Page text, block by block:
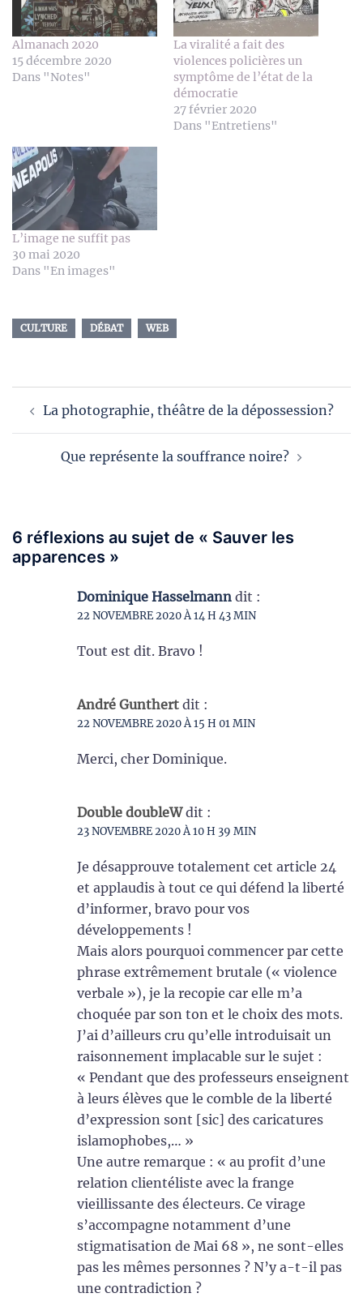
Almanach 2020
15 décembre 2020
Dans "Notes"
La viralité a fait des
violences policières un
symptôme de l’état de la
démocratie
27 février 2020
Dans "Entretiens"
L’image ne suffit pas
30 mai 2020
Dans "En images"
CULTURE DÉBAT WEB
d’article
La photographie, théâtre de la dépossession?
Que représente la souffrance noire?
6 réflexions au sujet de « Sauver les
apparences »
Dominique Hasselmann dit :
22 NOVEMBRE 2020 À 14 H 43 MIN
Tout est dit. Bravo !
André Gunthert dit :
22 NOVEMBRE 2020 À 15 H 01 MIN
Merci, cher Dominique.
Double doubleW dit :
23 NOVEMBRE 2020 À 10 H 39 MIN
Je désapprouve totalement cet article 24
et applaudis à tout ce qui défend la liberté
d’informer, bravo pour vos
développements !
Mais alors pourquoi commencer par cette
phrase extrêmement brutale (« violence
verbale »), je la recopie car elle m’a
choquée par son ton et le choix des mots.
J’ai d’ailleurs cru qu’elle introduisait un
raisonnement implacable sur le sujet :
« Pendant que des professeurs enseignent
à leurs élèves que le comble de la liberté
d’expression sont [sic] des caricatures
islamophobes,… »
Une autre remarque : « au profit d’une
relation clientéliste avec la frange
vieillissante des électeurs. Ce virage
s’accompagne notamment d’une
stigmatisation de Mai 68 », ne sont-elles
pas les mêmes personnes ? N’y a-t-il pas
une contradiction ?